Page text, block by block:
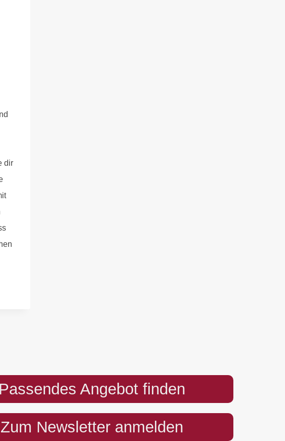
dir
Passendes Angebot finden
Zum Newsletter anmelden